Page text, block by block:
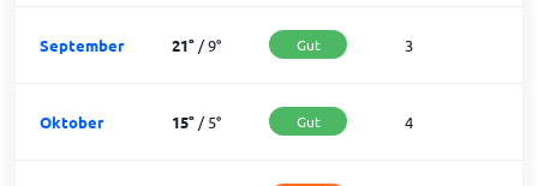
September 21° /9° Gut 3
Oktober 15° /5° Gut 4